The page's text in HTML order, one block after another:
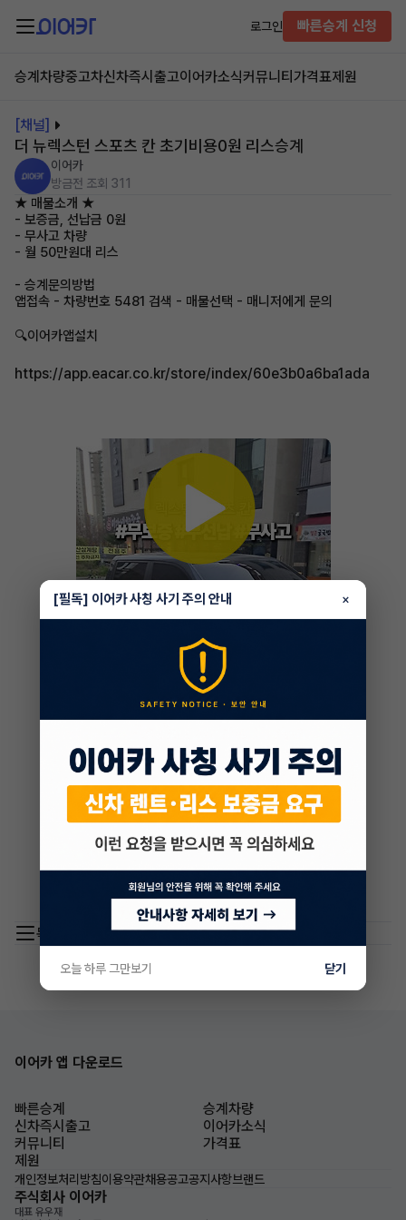
로그인 빠른승계 신청
승계차량중고차신차즉시출고이어카소식커뮤니티 가격표제원
[채널]
더 뉴렉스턴 스포츠 칸 초기비용0원 리스승계
이어카
방금전 조회 311
★ 매물소개 ★
- 보증금, 선납금 0원
- 무사고 차량
- 월 50만원대 리스
- 승계문의방법
앱접속 - 차량번호 5481 검색 - 매물선택 - 매니저에게 문의
🔍이어카앱설치
https://app.eacar.co.kr/store/index/60e3b0a6ba1ada
목록 이동
이어카 앱 다운로드
빠른승계
승계차량
신차즉시출고
이어카소식
커뮤니티
가격표
제원
개인정보처리방침이용약관채용공고공지사항브랜드
주식회사 이어카
대표 유우재
[필독] 이어카 사칭 사기 주의 안내 ×
오늘 하루 그만보기 닫기